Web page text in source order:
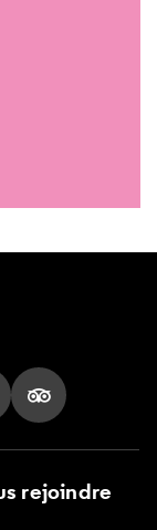
X sur LinkedIn
nous sur
Suivez nous
rejoindre